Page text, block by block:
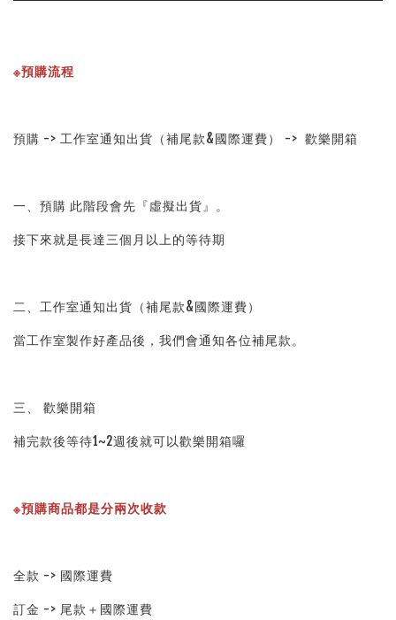
※預購流程
預購 -> 工作室通知出貨（補尾款&國際運費） -> 歡樂開箱
一、預購 此階段會先『虛擬出貨』。
接下來就是長達三個月以上的等待期
二、工作室通知出貨（補尾款&國際運費）
當工作室製作好產品後，我們會通知各位補尾款。
三、 歡樂開箱
補完款後等待1~2週後就可以歡樂開箱囉
※預購商品都是分兩次收款
全款 -> 國際運費
訂金 -> 尾款＋國際運費